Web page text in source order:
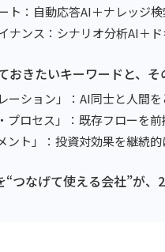
ト：自動応答AI＋ナレッジ
ナンス：シナリオ分析AI＋
おきたいキーワードと、
ーション」：AI同士と人間
プロセス」：既存フローを
ント」：投資対効果を継続
“つなげて使える会社”が